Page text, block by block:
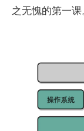
之无愧的第一课